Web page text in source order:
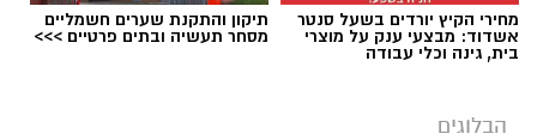
מחירי הקיץ יורדים בשעל סנטר
אשדוד: מבצעי ענק על מוצרי
בית, גינה וכלי עבודה
תיקון והתקנת שערים חשמליים
מסחר תעשיה ובתים פרטיים >>>
הבלוגים